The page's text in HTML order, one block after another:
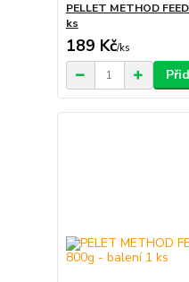
PELLET METHOD
ks
189 Kč/ks